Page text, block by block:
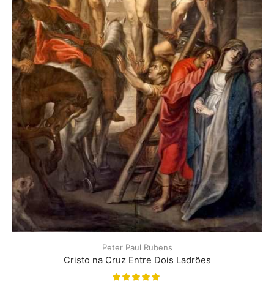
Peter Paul Rubens
Cristo na Cruz Entre Dois Ladrões